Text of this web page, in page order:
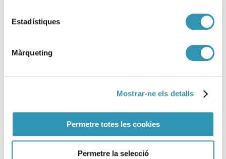
Estadístiques
Màrqueting
Mostrar-ne els detalls
Permetre totes les cookies
Permetre la selecció
Publicada la Memòria de
promoció de la salut a l’escola a
Barcelona